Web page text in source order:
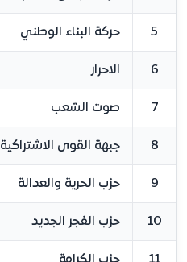
5 حركة البناء الوطني
6 الاحرار
7 صوت الشعب
8 جبهة القوى الاشتراكية
9 حزب الحرية والعدالة
10 حزب الفجر الجديد